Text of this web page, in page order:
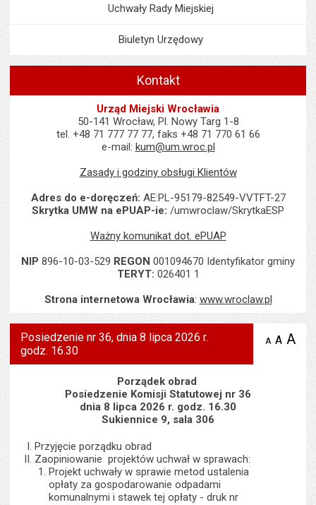
Uchwały Rady Miejskiej
Biuletyn Urzędowy
Kontakt
Urząd Miejski Wrocławia
50-141 Wrocław, Pl. Nowy Targ 1-8
tel. +48 71 777 77 77, faks +48 71 770 61 66
e-mail: kum@um.wroc.pl
Zasady i godziny obsługi Klientów
Adres do e-doręczeń: AE:PL-95179-82549-VVTFT-27
Skrytka UMW na ePUAP-ie: /umwroclaw/SkrytkaESP
Ważny komunikat dot. ePUAP
NIP 896-10-03-529 REGON 001094670 Identyfikator gminy
TERYT: 026401 1
Strona internetowa Wrocławia: www.wroclaw.pl
Posiedzenie nr 36, dnia 8 lipca 2026 r.
godz. 16.30
A zmniejsz
A A
Porządek obrad
Posiedzenie Komisji Statutowej nr 36
dnia 8 lipca 2026 r. godz. 16.30
Sukiennice 9, sala 306
Przyjęcie porządku obrad
Zaopiniowanie projektów uchwał w sprawach:
Projekt uchwały w sprawie metod ustalenia
opłaty za gospodarowanie odpadami
komunalnymi i stawek tej opłaty - druk nr